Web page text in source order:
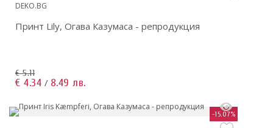
DEKO.BG
Принт Lily, Огава Казумаса - репродукция
€ 5.11
€ 4.34 / 8.49 лв.
-15.07%